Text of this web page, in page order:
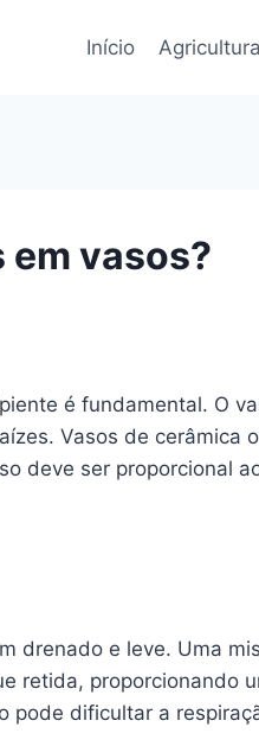
Início Agricultura
vasos?
é fundamental. O
Vasos de
deve ser proporcional
drenado e leve. Uma
retida, proporcionando
dificultar a